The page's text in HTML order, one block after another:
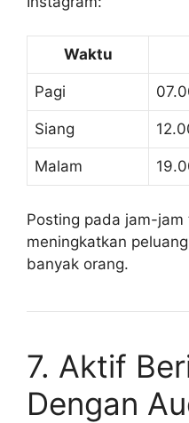
Waktu
Pagi
Siang
Malam
Posting pada jam-
meningkatkan
banyak orang.
7. Aktif
Dengan